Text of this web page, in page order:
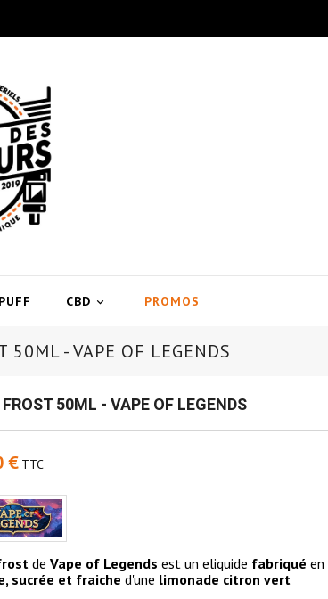
PUFF 
CBD PROMOS
50ML - VAPE OF LEGENDS
50ML - VAPE OF LEGENDS
€ TTC
de Vape of Legends est un eliquide fabriqué en
sucrée et fraiche d'une limonade citron vert